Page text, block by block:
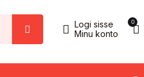
Logi sisse
Minu konto
0